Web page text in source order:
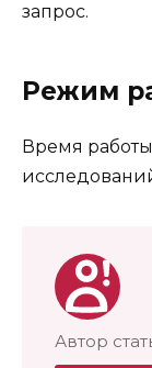
запрос.
Режим
Время
Автор